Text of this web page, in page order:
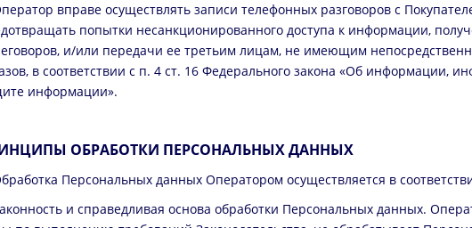
вправе осуществлять записи телефонных разговоров с
попытки несанкционированного доступа к информации,
и/или передачи ее третьим лицам, не имеющим
в соответствии с п. 4 ст. 16 Федерального закона «Об информации,
информации».
ОБРАБОТКИ ПЕРСОНАЛЬНЫХ ДАННЫХ
Персональных данных Оператором осуществляется в
и справедливая основа обработки Персональных данных.